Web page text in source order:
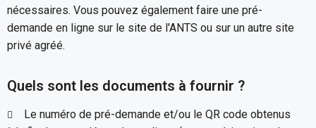
nécessaires. Vous pouvez également faire une pré-
demande en ligne sur le site de l'ANTS ou sur un autre site
privé agréé.
Quels sont les documents à fournir ?
Le numéro de pré-demande et/ou le QR code obtenus